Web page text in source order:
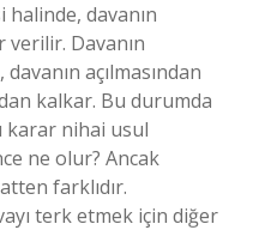
halinde, davanın
verilir. Davanın
davanın açılmasından
kalkar. Bu durumda
karar nihai usul
ne olur? Ancak
farklıdır.
terk etmek için diğer